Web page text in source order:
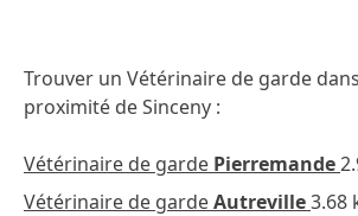
Trouver un Vétérinaire de garde
proximité de Sinceny :
Vétérinaire de garde Pierremande
Vétérinaire de gardeAutreville3.68